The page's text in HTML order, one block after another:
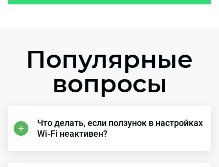
Популярные
вопросы
Что делать, если ползунок в настройках
Wi-Fi неактивен?